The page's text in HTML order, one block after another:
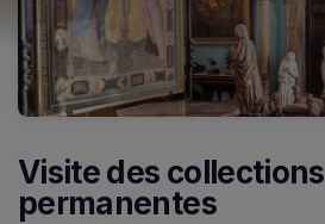
Visite des collections
permanentes